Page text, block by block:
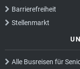
Barrierefreiheit
Stellenmarkt
Alle Busreisen für